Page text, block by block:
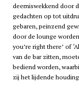
deerniswekkend door
gedachten op tot
gebaren, peinzend
door de lounge
you’re right there’ of
van de bar zitten,
bediend worden,
zij het lijdende